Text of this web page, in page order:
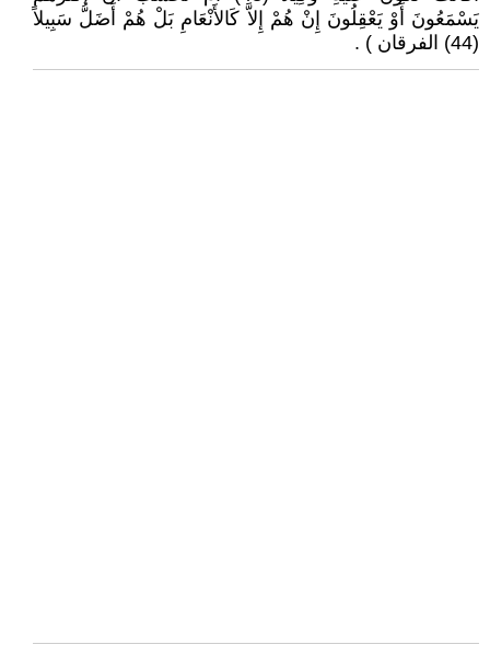
يَسْمَعُونَ أَوْ يَعْقِلُونَ إِنْ هُمْ إِلاَّ كَالأَنْعَامِ بَلْ هُمْ أَضَلُّ سَبِيلاً
(44) الفرقان ) .